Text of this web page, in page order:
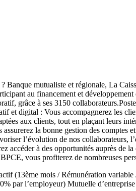
mutualiste et régionale, La
au financement et
grâce à ses 3150
et digital : Vous accompagnerez les
aux clients, tout en plaçant leurs
la bonne gestion des
l’évolution de nos collaborateurs,
accéder à des opportunités auprès
vous profiterez de nombreuses
(13ème mois / Rémunération
par l’employeur) Mutuelle